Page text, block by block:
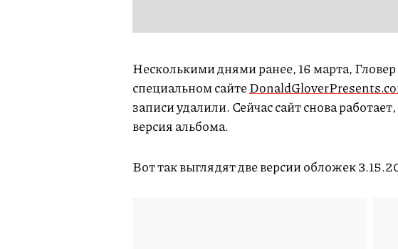
Несколькими днями ранее, 16 марта,
специальном сайте
записи удалили. Сейчас сайт снова
версия альбома.
Вот так выглядят две версии обложек